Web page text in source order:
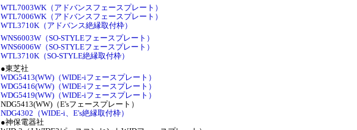
WTL7003WK（アドバンスフェースプレート）
WTL7006WK（アドバンスフェースプレート）
WTL3710K（アドバンス絶縁取付枠）
WNS6003W（SO-STYLEフェースプレート）
WNS6006W（SO-STYLEフェースプレート）
WTL3710K（SO-STYLE絶縁取付枠）
●東芝社
WDG5413(WW)（WIDE-iフェースプレート）
WDG5416(WW)（WIDE-iフェースプレート）
WDG5419(WW)（WIDE-iフェースプレート）
NDG5413(WW)（E'sフェースプレート）
NDG4302（WIDE-i、E's絶縁取付枠）
●神保電器社